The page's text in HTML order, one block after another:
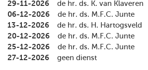
29-11-2026 de hr. ds. K. van Klaveren
06-12-2026 de hr. ds. M.F.C. Junte
13-12-2026 de hr. ds. H. Hartogsveld
20-12-2026 de hr. ds. M.F.C. Junte
25-12-2026 de hr. ds. M.F.C. Junte
27-12-2026 geen dienst